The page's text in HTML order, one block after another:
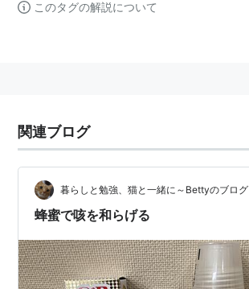
このタグの解説について
関連ブログ
暮らしと勉強、猫と一緒に～Bettyのブログ
蜂蜜で咳を和らげる